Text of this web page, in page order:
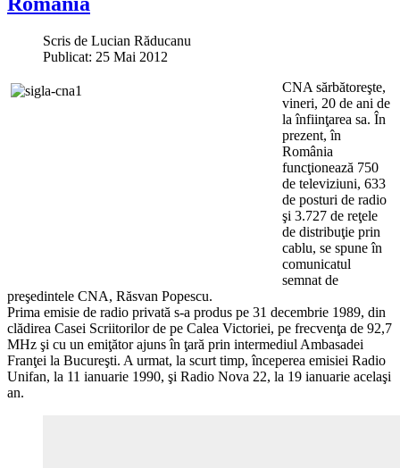
Scris de Lucian Răducanu
Publicat: 25 Mai 2012
CNA sărbătoreşte,
vineri, 20 de ani de
la înfiinţarea sa. În
prezent, în
România
funcţionează 750
de televiziuni, 633
de posturi de radio
şi 3.727 de reţele
de distribuţie prin
cablu, se spune în
comunicatul
semnat de
preşedintele CNA, Răsvan Popescu.
Prima emisie de radio privată s-a produs pe 31 decembrie 1989, din
clădirea Casei Scriitorilor de pe Calea Victoriei, pe frecvenţa de 92,7
MHz şi cu un emiţător ajuns în ţară prin intermediul Ambasadei
Franţei la Bucureşti. A urmat, la scurt timp, începerea emisiei Radio
Unifan, la 11 ianuarie 1990, şi Radio Nova 22, la 19 ianuarie acelaşi
an.